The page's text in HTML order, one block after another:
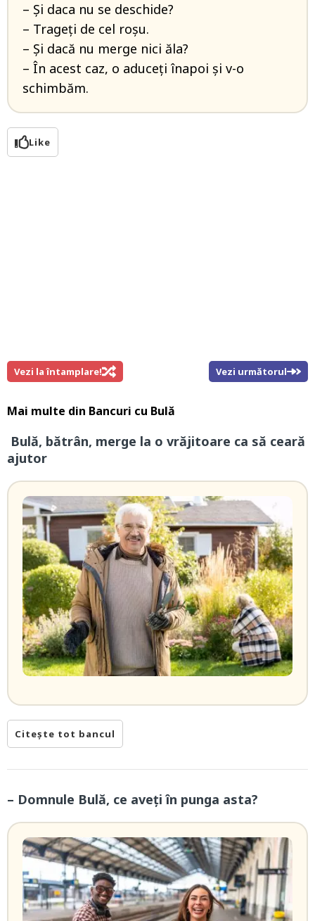
– Și daca nu se deschide?
– Trageți de cel roșu.
– Și dacă nu merge nici ăla?
– În acest caz, o aduceți înapoi și v-o
schimbăm.
Like
Vezi la întamplare! Vezi următorul
Mai multe din Bancuri cu Bulă
Bulă, bătrân, merge la o vrăjitoare ca să ceară
ajutor
Citește tot bancul
– Domnule Bulă, ce aveți în punga asta?